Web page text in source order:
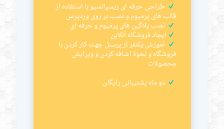
طراحی حرفه ای ریسپانسیو با استفاده از
قالب های پرمیوم و نصب بر روی وردپرس
نصب پلاگین های پرمیوم و حرفه ای
ایجاد فروشگاه آنلاین
آموزش یکنفر از پرسنل جهت کار کردن با
فروشگاه و نحوۀ اضافه کردن و ویرایش
محصولات
دو ماه پشتیبانی رایگان